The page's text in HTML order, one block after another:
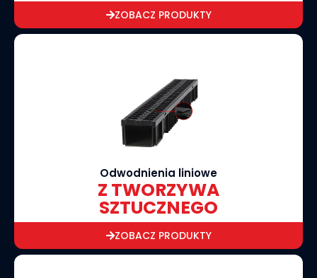
ZOBACZ PRODUKTY
Odwodnienia liniowe
Z TWORZYWA
SZTUCZNEGO
ZOBACZ PRODUKTY